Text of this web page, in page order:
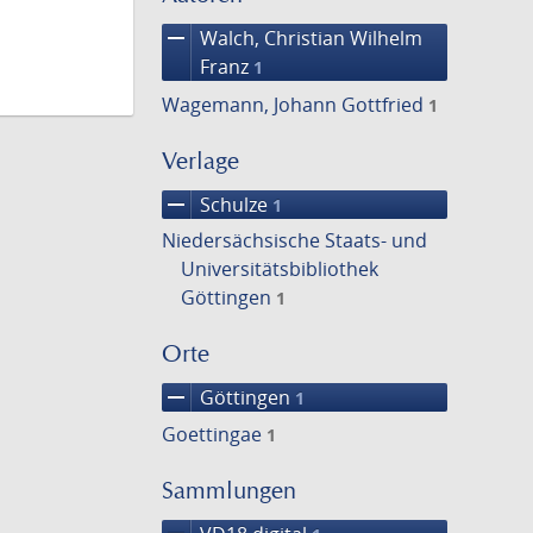
remove Walch, Christian Wilhelm
Franz 1
Wagemann, Johann Gottfried 1
Verlage
remove Schulze 1
Niedersächsische Staats- und
Universitätsbibliothek
Göttingen 1
Orte
remove Göttingen 1
Goettingae 1
Sammlungen